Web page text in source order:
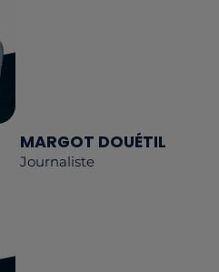
MARGOT DOUÉTIL
Journaliste